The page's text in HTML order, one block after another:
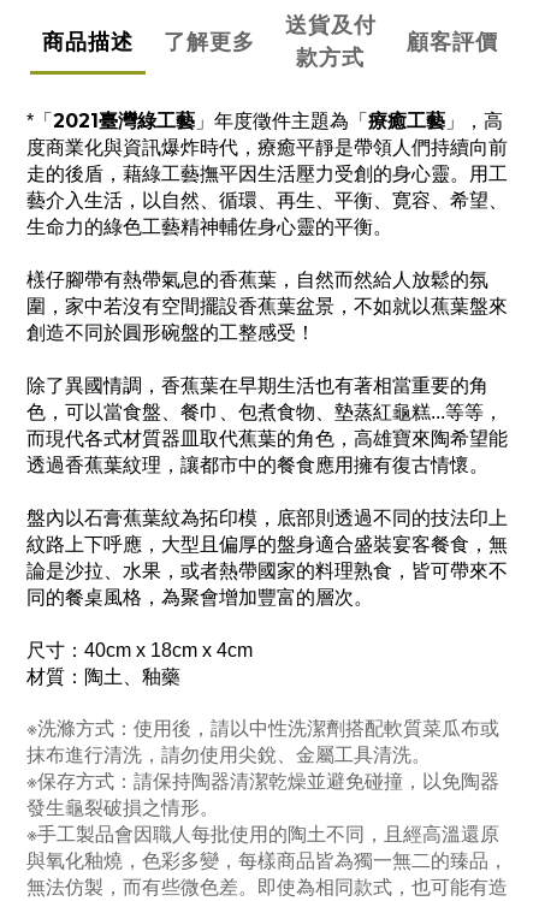
商品描述 了解更多
送貨及付
款方式
顧客評價
*「 2021臺灣綠工藝 」年度徵件主題為「 療癒工藝 」，高
度商業化與資訊爆炸時代，療癒平靜是帶領人們持續向前
走的後盾，藉綠工藝撫平因生活壓力受創的身心靈。用工
藝介入生活，以自然、循環、再生、平衡、寛容、希望、
生命力的綠色工藝精神輔佐身心靈的平衡。
檨仔腳帶有熱帶氣息的香蕉葉，自然而然給人放鬆的氛
圍，家中若沒有空間擺設香蕉葉盆景，不如就以蕉葉盤來
創造不同於圓形碗盤的工整感受！
除了異國情調，香蕉葉在早期生活也有著相當重要的角
色，可以當食盤、餐巾、包煮食物、墊蒸紅龜糕...等等，
而現代各式材質器皿取代蕉葉的角色，高雄寶來陶希望能
透過香蕉葉紋理，讓都市中的餐食應用擁有復古情懷。
盤內以石膏蕉葉紋為拓印模，底部則透過不同的技法印上
紋路上下呼應，大型且偏厚的盤身適合盛裝宴客餐食，無
論是沙拉、水果，或者熱帶國家的料理熟食，皆可帶來不
同的餐桌風格，為聚會增加豐富的層次。
尺寸：40cm x 18cm x 4cm
材質：陶土、釉藥
※洗滌方式：使用後，請以中性洗潔劑搭配軟質菜瓜布或
抹布進行清洗，請勿使用尖銳、金屬工具清洗。
※保存方式：請保持陶器清潔乾燥並避免碰撞，以免陶器
發生龜裂破損之情形。
※手工製品會因職人每批使用的陶土不同，且經高溫還原
與氧化釉燒，色彩多變，每樣商品皆為獨一無二的臻品，
無法仿製，而有些微色差。即使為相同款式，也可能有造